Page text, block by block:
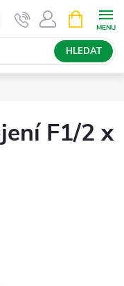
HLEDAT
NÁKUPNÍ
KOŠÍK
F1/2 x